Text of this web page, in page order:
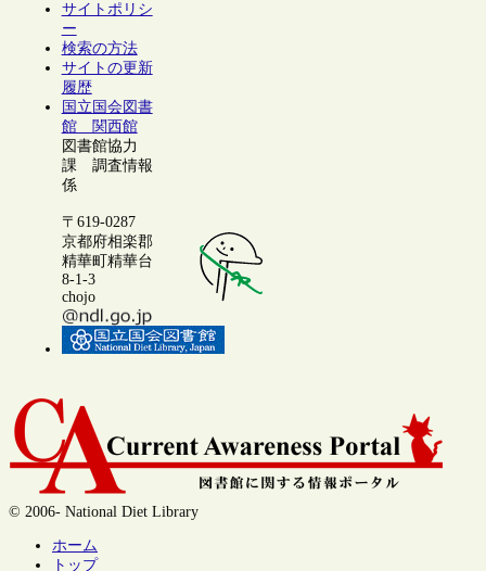
サイトポリシ
ー
検索の方法
サイトの更新
履歴
国立国会図書
館 関西館
図書館協力
課 調査情報
係
〒619-0287
京都府相楽郡
精華町精華台
8-1-3
chojo
© 2006- National Diet Library
ホーム
トップ